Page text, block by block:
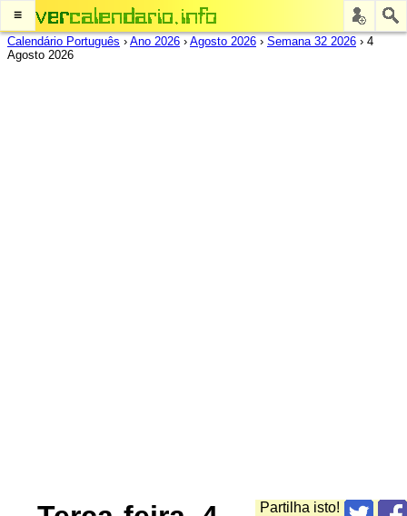
≡
Calendário Português › Ano 2026 › Agosto 2026 › Semana 32 2026 › 4
Agosto 2026
Partilha isto!